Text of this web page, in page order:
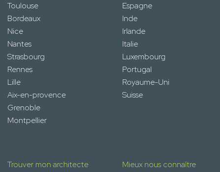
Toulouse
Bordeaux
Nice
Nantes
Strasbourg
Rennes
Lille
Aix-en-provence
Grenoble
Montpellier
Espagne
Inde
Irlande
Italie
Luxembourg
Portugal
Royaume-Uni
Suisse
Trouver mon architecte Mieux nous connaître